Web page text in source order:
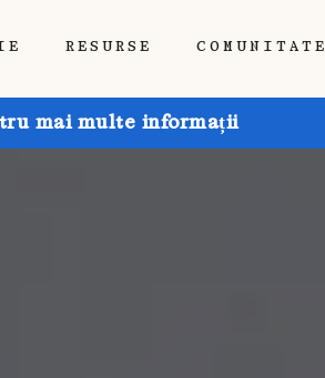
RESURSE COMUNITATE
mai multe informații